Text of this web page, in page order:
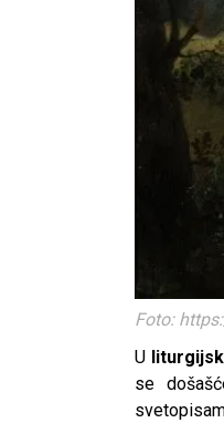
Foto:
U
se